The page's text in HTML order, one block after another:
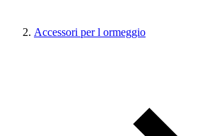
Accessori per l ormeggio